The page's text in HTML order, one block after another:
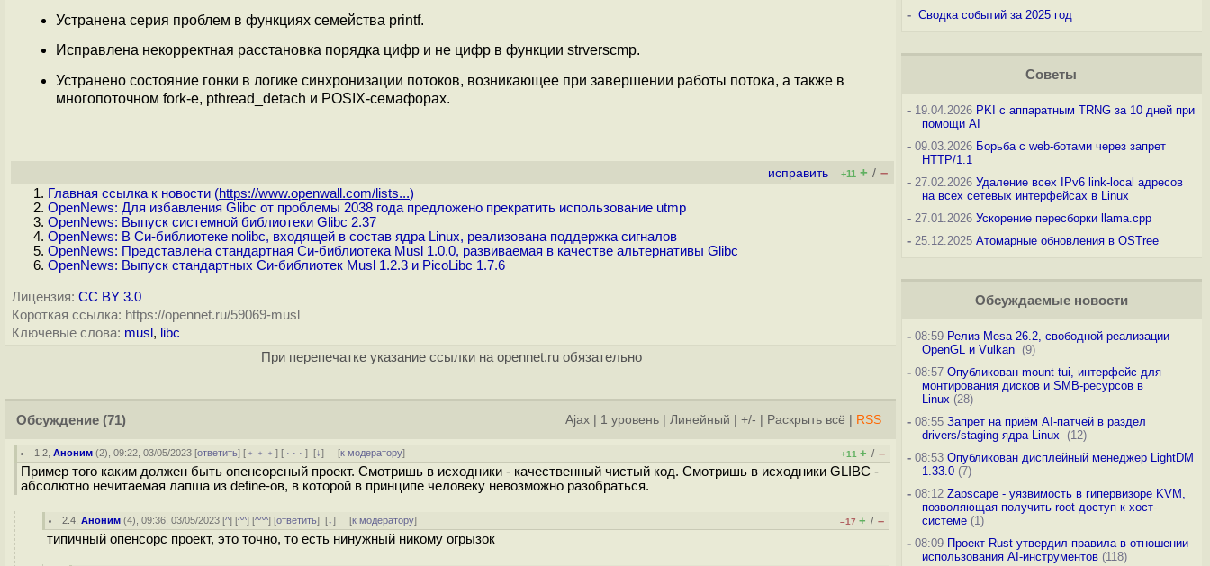
Устранена серия проблем в функциях семейства printf.
Исправлена некорректная расстановка порядка цифр и не цифр в функции strverscmp.
Устранено состояние гонки в логике синхронизации потоков, возникающее при завершении работы потока, а также в
многопоточном fork-е, pthread_detach и POSIX-семафорах.
исправить +11 + / –
Главная ссылка к новости (https://www.openwall.com/lists...)
OpenNews: Для избавления Glibc от проблемы 2038 года предложено прекратить использование utmp
OpenNews: Выпуск системной библиотеки Glibc 2.37
OpenNews: В Си-библиотеке nolibc, входящей в состав ядра Linux, реализована поддержка сигналов
OpenNews: Представлена стандартная Си-библиотека Musl 1.0.0, развиваемая в качестве альтернативы Glibc
OpenNews: Выпуск стандартных Си-библиотек Musl 1.2.3 и PicoLibc 1.7.6
Лицензия: CC BY 3.0
Короткая ссылка: https://opennet.ru/59069-musl
Ключевые слова: musl , libc
При перепечатке указание ссылки на opennet.ru обязательно
Обсуждение (71) Ajax 1 уровень Линейный +/- Раскрыть всё RSS
1.2 ,Аноним (2), 09:22, 03/05/2023 [ответить] [ ﹢﹢﹢] [ · · ·][↓] [к модератору] +11 + / –
Пример того каким должен быть опенсорсный проект. Смотришь в исходники - качественный чистый код. Смотришь в исходники GLIBC -
абсолютно нечитаемая лапша из define-ов, в которой в принципе человеку невозможно разобраться.
2.4 ,Аноним (4), 09:36, 03/05/2023 [^] [^^] [^^^] [ответить][↓] [к модератору] –17 + / –
типичный опенсорс проект, это точно, то есть нинужный никому огрызок
- Сводка событий за 2025 год
Советы
-19.04.2026 PKI с аппаратным TRNG за 10 дней при
помощи AI
-09.03.2026 Борьба с web-ботами через запрет
HTTP/1.1
-27.02.2026 Удаление всех IPv6 link-local адресов
на всех сетевых интерфейсах в Linux
-27.01.2026 Ускорение пересборки llama.cpp
-25.12.2025 Атомарные обновления в OSTree
Обсуждаемые новости
-08:59 Релиз Mesa 26.2, свободной реализации
OpenGL и Vulkan (9)
-08:57 Опубликован mount-tui, интерфейс для
монтирования дисков и SMB-ресурсов в
Linux (28)
-08:55 Запрет на приём AI-патчей в раздел
drivers/staging ядра Linux
(12)
-08:53 Опубликован дисплейный менеджер LightDM
1.33.0(7)
-08:12 Zapscape - уязвимость в гипервизоре KVM,
позволяющая получить root-доступ к хост-
системе(1)
-08:09 Проект Rust утвердил правила в отношении
использования AI-инструментов(118)